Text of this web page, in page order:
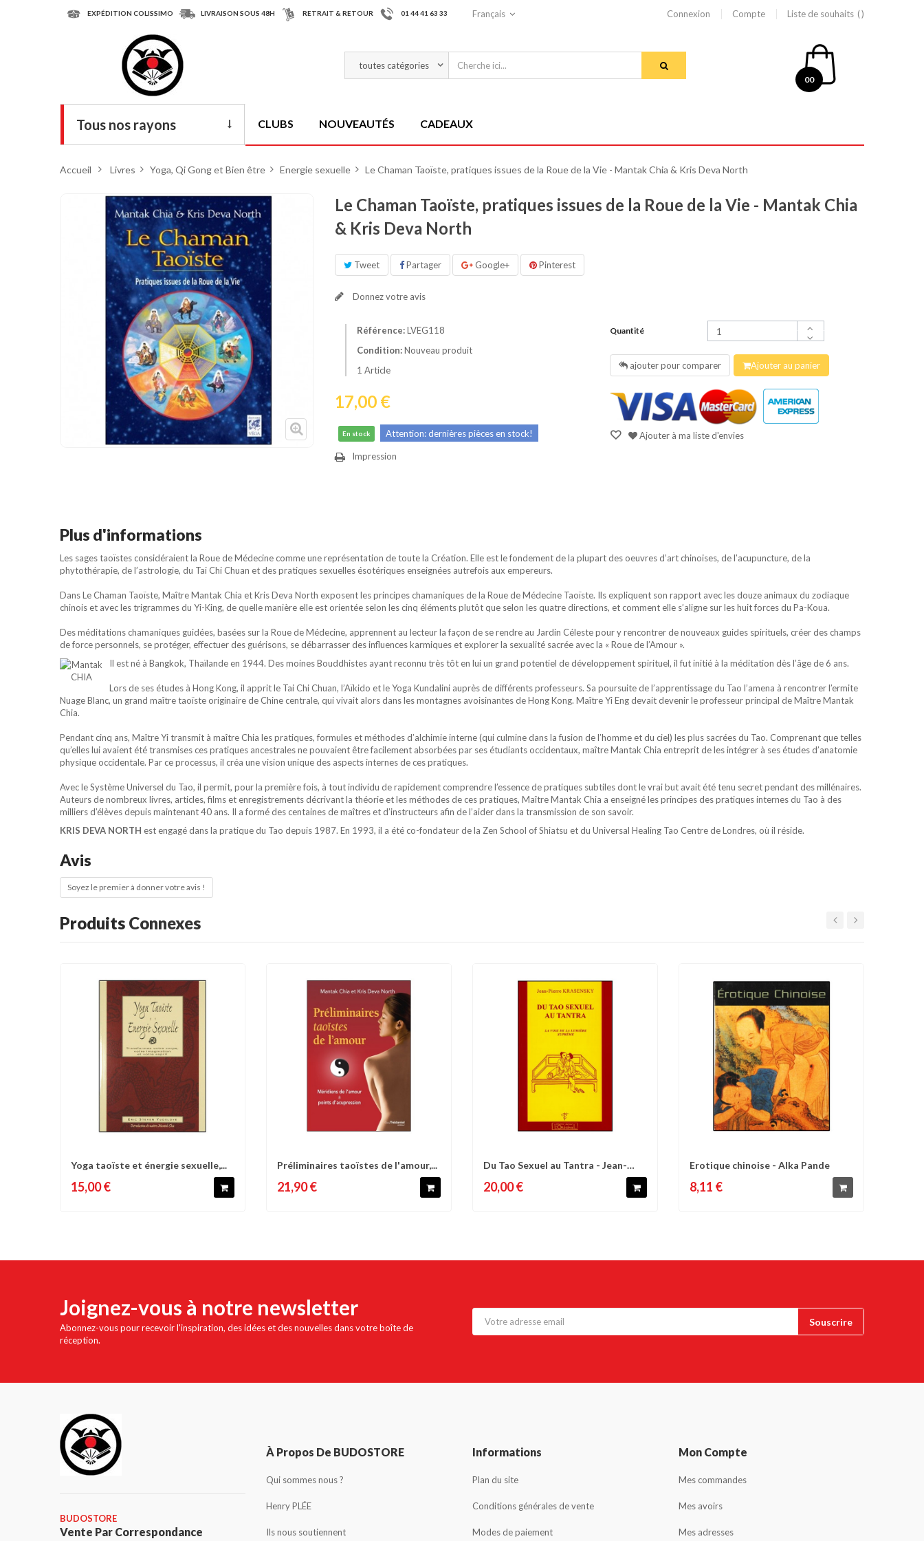
EXPÉDITION COLISSIMO LIVRAISON SOUS 48H RETRAIT & RETOUR 01 44 41 63 33 Français Connexion Compte Liste de souhaits
00
Tous nos rayons
Armes
Tenues
Chaussures
Protections
Cible de frappe
Condition physique
Accessoires
Tatamis
Décoration
Voir plus
CLUBS NOUVEAUTÉS CADEAUX
Accueil > Livres > Yoga, Qi Gong et Bien être > Energie sexuelle > Le Chaman Taoïste, pratiques issues de la Roue de la Vie - Mantak Chia & Kris Deva North
Le Chaman Taoïste, pratiques issues de la Roue de la Vie - Mantak Chia
& Kris Deva North
Tweet Partager Google+ Pinterest
Donnez votre avis
Référence:LVEG118
Condition:Nouveau produit
1 Article
17,00 €
En stock Attention: dernières pièces en stock!
Impression
Quantité
ajouter pour comparer Ajouter au panier
Ajouter à ma liste d'envies
Plus d'informations
Les sages taoïstes considéraient la Roue de Médecine comme une représentation de toute la Création. Elle est le fondement de la plupart des oeuvres d’art chinoises, de l’acupuncture, de la
phytothérapie, de l’astrologie, du Tai Chi Chuan et des pratiques sexuelles ésotériques enseignées autrefois aux empereurs.
Dans Le Chaman Taoïste, Maître Mantak Chia et Kris Deva North exposent les principes chamaniques de la Roue de Médecine Taoïste. Ils expliquent son rapport avec les douze animaux du zodiaque
chinois et avec les trigrammes du Yi-King, de quelle manière elle est orientée selon les cinq éléments plutôt que selon les quatre directions, et comment elle s’aligne sur les huit forces du Pa-Koua.
Des méditations chamaniques guidées, basées sur la Roue de Médecine, apprennent au lecteur la façon de se rendre au Jardin Céleste pour y rencontrer de nouveaux guides spirituels, créer des champs
de force personnels, se protéger, effectuer des guérisons, se débarrasser des influences karmiques et explorer la sexualité sacrée avec la « Roue de l’Amour ».
Il est né à Bangkok, Thaïlande en 1944. Des moines Bouddhistes ayant reconnu très tôt en lui un grand potentiel de développement spirituel, il fut initié à la méditation dès l’âge de 6 ans.
Lors de ses études à Hong Kong, il apprit le Tai Chi Chuan, l’Aïkido et le Yoga Kundalini auprès de différents professeurs. Sa poursuite de l’apprentissage du Tao l’amena à rencontrer l’ermite
Nuage Blanc, un grand maître taoïste originaire de Chine centrale, qui vivait alors dans les montagnes avoisinantes de Hong Kong. Maître Yi Eng devait devenir le professeur principal de Maître Mantak
Chia.
Pendant cinq ans, Maître Yi transmit à maître Chia les pratiques, formules et méthodes d’alchimie interne (qui culmine dans la fusion de l’homme et du ciel) les plus sacrées du Tao. Comprenant que telles
qu’elles lui avaient été transmises ces pratiques ancestrales ne pouvaient être facilement absorbées par ses étudiants occidentaux, maître Mantak Chia entreprit de les intégrer à ses études d’anatomie
physique occidentale. Par ce processus, il créa une vision unique des aspects internes de ces pratiques.
Avec le Système Universel du Tao, il permit, pour la première fois, à tout individu de rapidement comprendre l’essence de pratiques subtiles dont le vrai but avait été tenu secret pendant des millénaires.
Auteurs de nombreux livres, articles, films et enregistrements décrivant la théorie et les méthodes de ces pratiques, Maître Mantak Chia a enseigné les principes des pratiques internes du Tao à des
milliers d’élèves depuis maintenant 40 ans. Il a formé des centaines de maîtres et d’instructeurs afin de l’aider dans la transmission de son savoir.
KRIS DEVA NORTH est engagé dans la pratique du Tao depuis 1987. En 1993, il a été co-fondateur de la Zen School of Shiatsu et du Universal Healing Tao Centre de Londres, où il réside.
Avis
Soyez le premier à donner votre avis !
Produits Connexes
Comparer Liste d'envies
Yoga taoïste et énergie sexuelle,...
15,00 €
Comparer Liste d'envies
Préliminaires taoïstes de l'amour,...
21,90 €
Comparer Liste d'envies
Du Tao Sexuel au Tantra - Jean-
20,00 €
Comparer Liste d'envies
Erotique chinoise - Alka Pande
8,11 €
Joignez-vous à notre newsletter
Abonnez-vous pour recevoir l'inspiration, des idées et des nouvelles dans votre boîte de
réception.
BUDOSTORE
Vente Par Correspondance
À Propos De BUDOSTORE
Qui sommes nous ?
Henry PLÉE
Ils nous soutiennent
Informations
Plan du site
Conditions générales de vente
Modes de paiement
Mon Compte
Mes commandes
Mes avoirs
Mes adresses